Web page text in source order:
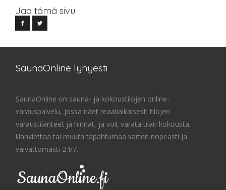
Jaa tämä sivu
SaunaOnline lyhyesti
SaunaOnline on sauna- ja kokoustilojen online-
varauspalvelu, jossa näet reaaliaikaisesti tilojen
varaustilanteet ja hinnat, ja voit varata tilan kokousta,
illanviettoa tai muuta tapahtumaa varten nopeasti ja
vaivattomasti 24/7.